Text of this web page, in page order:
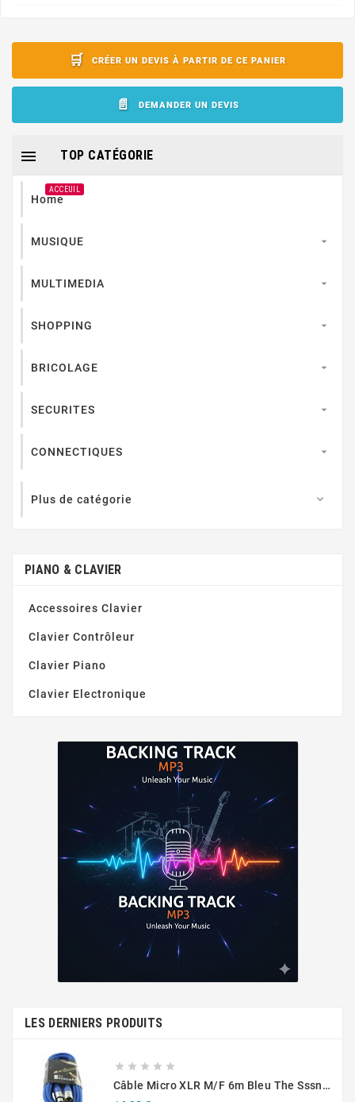
CRÉER UN DEVIS À PARTIR DE CE PANIER
DEMANDER UN DEVIS
TOP CATÉGORIE

Home
ACCEUIL
MUSIQUE 
MULTIMEDIA 
SHOPPING 
BRICOLAGE 
SECURITES 
CONNECTIQUES 
Plus de catégorie 
PIANO & CLAVIER
Accessoires Clavier
Clavier Contrôleur
Clavier Piano
Clavier Electronique
LES DERNIERS PRODUITS
    
Câble Micro XLR M/F 6m Bleu The Sssnake SM6BL